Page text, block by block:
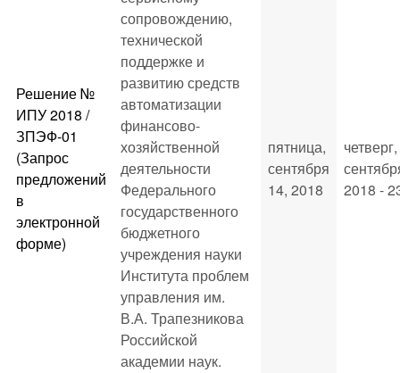
Решение №
ИПУ 2018 /
ЗПЭФ-01
(Запрос
предложений
в
электронной
форме)
сопровождению,
технической
поддержке и
развитию средств
автоматизации
финансово-
хозяйственной
деятельности
Федерального
государственного
бюджетного
учреждения науки
Института проблем
управления им.
В.А. Трапезникова
Российской
академии наук.
пятница,
сентября
14, 2018
четверг,
2018 -